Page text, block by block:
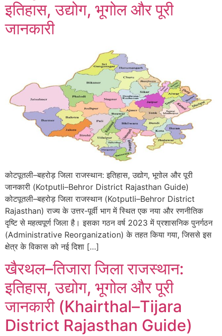
इतिहास, उद्योग, भूगोल और पूरी
जानकारी
कोटपूतली–बहरोड़ जिला राजस्थान: इतिहास, उद्योग, भूगोल और पूरी
जानकारी (Kotputli–Behror District Rajasthan Guide)
कोटपूतली–बहरोड़ जिला राजस्थान (Kotputli–Behror District
Rajasthan) राज्य के उत्तर-पूर्वी भाग में स्थित एक नया और रणनीतिक
दृष्टि से महत्वपूर्ण जिला है। इसका गठन वर्ष 2023 में प्रशासनिक पुनर्गठन
(Administrative Reorganization) के तहत किया गया, जिससे इस
क्षेत्र के विकास को नई दिशा […]
खैरथल–तिजारा जिला राजस्थान:
इतिहास, उद्योग, भूगोल और पूरी
जानकारी (Khairthal–Tijara
District Rajasthan Guide)